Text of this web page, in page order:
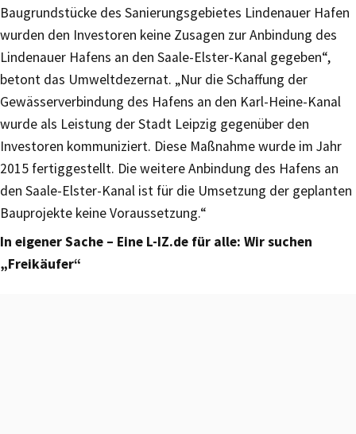
Baugrundstücke des Sanierungsgebietes Lindenauer Hafen
wurden den Investoren keine Zusagen zur Anbindung des
Lindenauer Hafens an den Saale-Elster-Kanal gegeben“,
betont das Umweltdezernat. „Nur die Schaffung der
Gewässerverbindung des Hafens an den Karl-Heine-Kanal
wurde als Leistung der Stadt Leipzig gegenüber den
Investoren kommuniziert. Diese Maßnahme wurde im Jahr
2015 fertiggestellt. Die weitere Anbindung des Hafens an
den Saale-Elster-Kanal ist für die Umsetzung der geplanten
Bauprojekte keine Voraussetzung.“
In eigener Sache – Eine L-IZ.de für alle: Wir suchen
„Freikäufer“